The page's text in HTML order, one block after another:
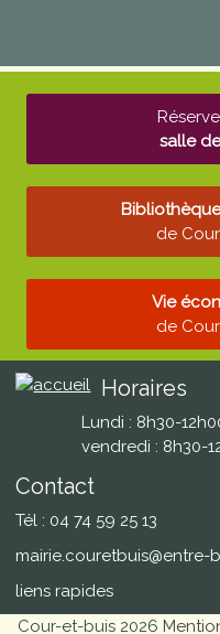
salle
de
Vie
de
Horaires
Lundi : 8h30-
vendredi : 8h30-
Contact
Tél : 04 74 59 25 13
mairie.couretbuis@entre-
liens rapides
Cour-et-buis 2026